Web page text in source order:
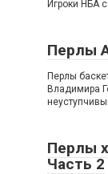
Игроки НБА
Перлы
Перлы
Владимира
Перлы
Часть 2